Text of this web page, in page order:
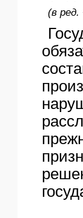
(в ред.